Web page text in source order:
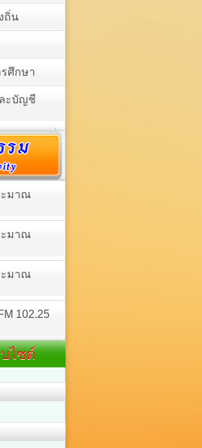
ถิ่น
ศึกษา
ละบัญชี
ะมาณ
ะมาณ
ะมาณ
102.25
ไซต์